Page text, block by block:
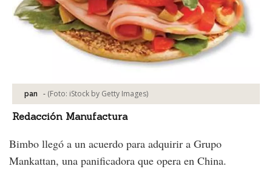
pan - (Foto: iStock by Getty Images)
Redacción Manufactura
Bimbo llegó a un acuerdo para adquirir a Grupo
Mankattan, una panificadora que opera en China.